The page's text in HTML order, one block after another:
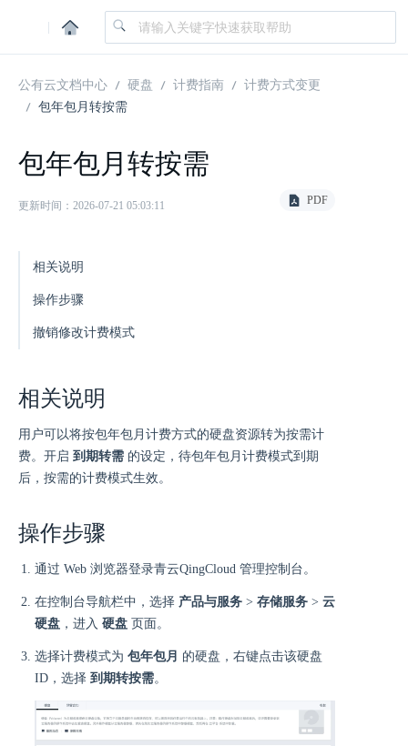
|
公有云文档中心 硬盘 计费指南
计费方式变更
包年包月转按需
包年包月转按需
更新时间：2026-07-21 05:03:11 PDF
相关说明
操作步骤
撤销修改计费模式
相关说明
用户可以将按包年包月计费方式的硬盘资源转为按需计
费。开启 到期转需 的设定，待包年包月计费模式到期
后，按需的计费模式生效。
操作步骤
通过 Web 浏览器登录青云QingCloud 管理控制台。
在控制台导航栏中，选择 产品与服务 > 存储服务 > 云
硬盘 ，进入 硬盘 页面。
选择计费模式为 包年包月 的硬盘，右键点击该硬盘
ID，选择 到期转按需。